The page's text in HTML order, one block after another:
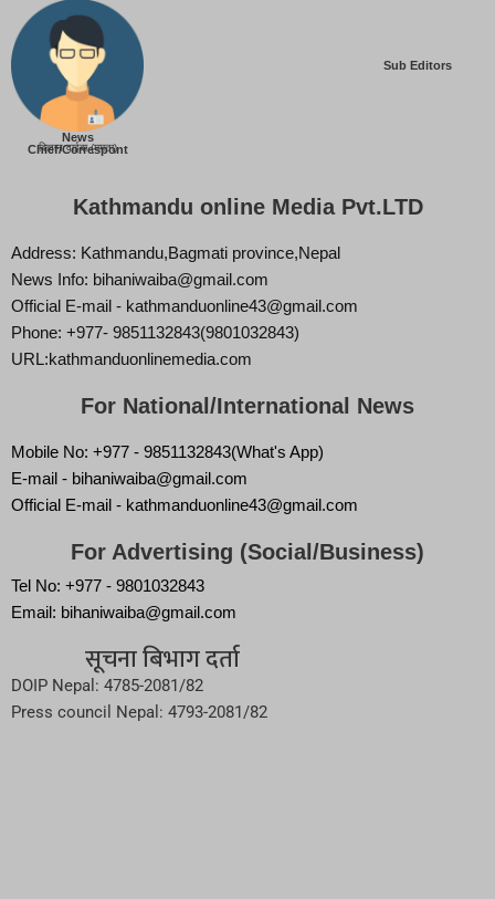
News
Chief/Correspont
बिज्ञान वाईबा (ममता)
Sub Editors
Kathmandu online Media Pvt.LTD
Address: Kathmandu,Bagmati province,Nepal
News Info: bihaniwaiba@gmail.com
Official E-mail - kathmanduonline43@gmail.com
Phone: +977- 9851132843(9801032843)
URL:kathmanduonlinemedia.com
For National/International News
Mobile No: +977 - 9851132843(What's App)
E-mail - bihaniwaiba@gmail.com
Official E-mail - kathmanduonline43@gmail.com
For Advertising (Social/Business)
Tel No: +977 - 9801032843
Email: bihaniwaiba@gmail.com
सूचना बिभाग दर्ता
DOIP Nepal: 4785-2081/82
Press council Nepal: 4793-2081/82